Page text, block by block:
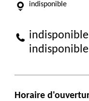
indisponible
indisponible
indisponible
Horaire